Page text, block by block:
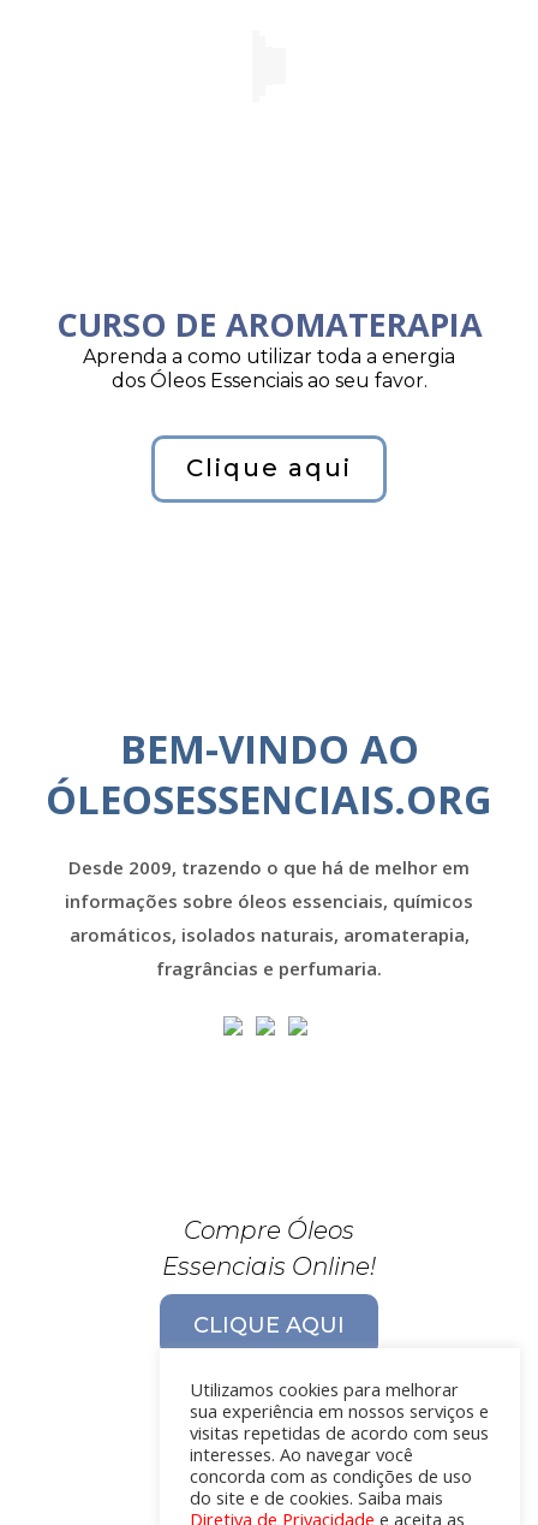
CURSO DE AROMATERAPIA
Aprenda a como utilizar toda a energia
dos Óleos Essenciais ao seu favor.
Clique aqui
BEM-VINDO AO
ÓLEOSESSENCIAIS.ORG
Desde 2009, trazendo o que há de melhor em
informações sobre óleos essenciais, químicos
aromáticos, isolados naturais, aromaterapia,
fragrâncias e perfumaria.
Compre Óleos
Essenciais Online!
CLIQUE AQUI
Utilizamos cookies para melhorar
sua experiência em nossos serviços e
visitas repetidas de acordo com seus
interesses. Ao navegar você
concorda com as condições de uso
do site e de cookies. Saiba mais
Diretiva de Privacidade e aceita as